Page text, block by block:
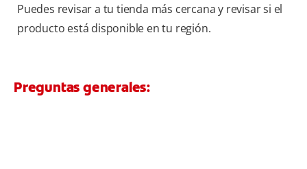
Puedes revisar a tu tienda más cercana y revisar si el
producto está disponible en tu región.
Preguntas generales: